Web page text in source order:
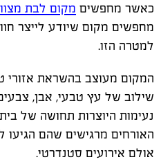
כאשר מחפשים מקום לבת
מחפשים מקום שיודע לייצר
למטרה הזו.
המקום מעוצב בהשראת אזורי
שילוב של עץ טבעי, אבן,
נעימות היוצרות תחושה של
האורחים מרגישים שהם הגיעו
אולם אירועים סטנדרטי.